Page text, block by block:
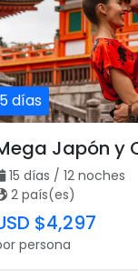
días
Japón y
15 días / 12 noches
2 país(es)
$4,297
persona